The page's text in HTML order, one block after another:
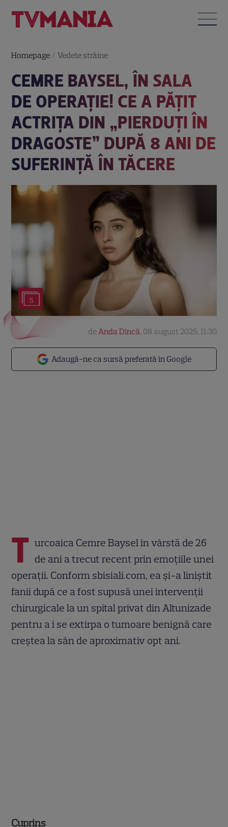
Homepage /Vedete străine
CEMRE BAYSEL, ÎN SALA
DE OPERAȚIE! CE A PĂȚIT
ACTRIȚA DIN „PIERDUȚI ÎN
DRAGOSTE” DUPĂ 8 ANI DE
SUFERINȚĂ ÎN TĂCERE
5
Adaugă-ne ca sursă preferată în Google
deAnda Dincă, 08 august 2025, 11:30
T urcoaica Cemre Baysel în vârstă de 26
de ani a trecut recent prin emoțiile unei
operații. Conform sbisiali.com, ea și-a liniștit
fanii după ce a fost supusă unei intervenții
chirurgicale la un spital privat din Altunizade
pentru a i se extirpa o tumoare benignă care
creștea la sân de aproximativ opt ani.
Cuprins